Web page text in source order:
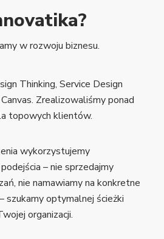
w rozwoju biznesu.
Thinking, Service Design
Zrealizowaliśmy ponad
topowych klientów.
wykorzystujemy
– nie sprzedajmy
nie namawiamy na konkretne
szukamy optymalnej ścieżki
organizacji.